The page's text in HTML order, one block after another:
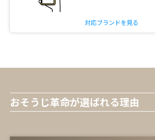
対応ブランドを見る
おそうじ革命が選ばれる理由